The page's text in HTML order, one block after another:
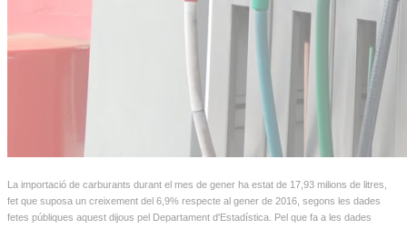
La importació de carburants durant el mes de gener ha estat de 17,93 milions de litres,
fet que suposa un creixement del 6,9% respecte al gener de 2016, segons les dades
fetes públiques aquest dijous pel Departament d'Estadística. Pel que fa a les dades